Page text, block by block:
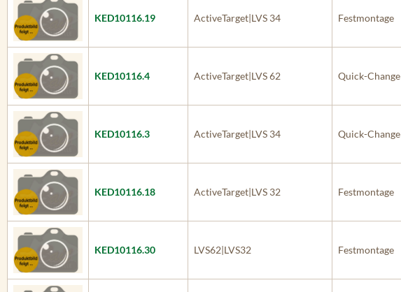
KED10116.19 ActiveTarget|LVS 34 Festmontage
KED10116.4 ActiveTarget|LVS 62 Quick-Change
KED10116.3 ActiveTarget|LVS 34 Quick-Change
KED10116.18 ActiveTarget|LVS 32 Festmontage
KED10116.30 LVS62|LVS32 Festmontage